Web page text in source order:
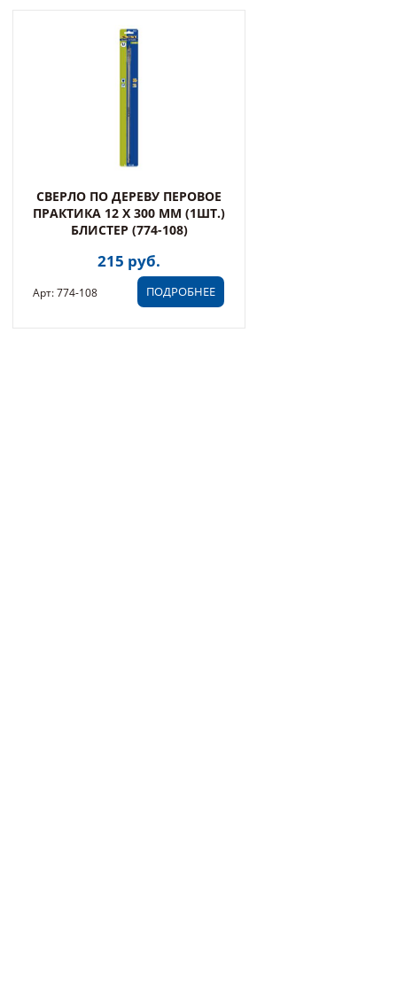
СВЕРЛО ПО ДЕРЕВУ ПЕРОВОЕ
ПРАКТИКА 12 Х 300 ММ (1ШТ.)
БЛИСТЕР (774-108)
215 руб.
ПОДРОБНЕЕ
Арт: 774-108